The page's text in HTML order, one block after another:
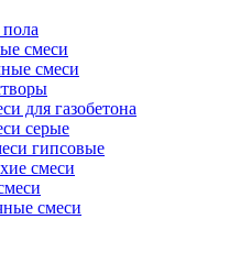
смеси
смеси
для газобетона
серые
гипсовые
смеси
смеси